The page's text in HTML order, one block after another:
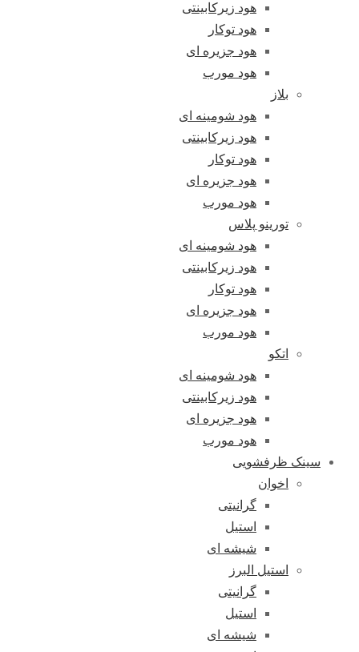
هود زیرکابینتی
هود توکار
هود جزیره ای
هود مورب
بلاز
هود شومینه ای
هود زیرکابینتی
هود توکار
هود جزیره ای
هود مورب
تورینو پلاس
هود شومینه ای
هود زیرکابینتی
هود توکار
هود جزیره ای
هود مورب
اتکو
هود شومینه ای
هود زیرکابینتی
هود جزیره ای
هود مورب
سینک ظرفشویی
اخوان
گرانیتی
استیل
شیشه ای
استیل البرز
گرانیتی
استیل
شیشه ای